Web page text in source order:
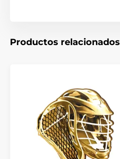
Productos relacionados